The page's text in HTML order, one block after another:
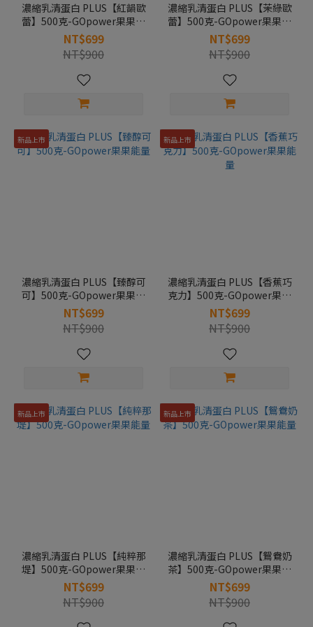
濃縮乳清蛋白 PLUS【紅韻歐
蕾】500克-GOpower果果能
量
NT$699
NT$900
濃縮乳清蛋白 PLUS【茉綠歐
蕾】500克-GOpower果果能
量
NT$699
NT$900
新品上市
濃縮乳清蛋白 PLUS【臻醇可
可】500克-GOpower果果能
量
NT$699
NT$900
新品上市
濃縮乳清蛋白 PLUS【香蕉巧
克力】500克-GOpower果果
能量
NT$699
NT$900
新品上市
濃縮乳清蛋白 PLUS【純粹那
堤】500克-GOpower果果能
量
NT$699
NT$900
新品上市
濃縮乳清蛋白 PLUS【鴛鴦奶
茶】500克-GOpower果果能
量
NT$699
NT$900